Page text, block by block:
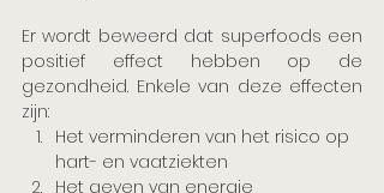
Er wordt beweerd dat superfoods een
positief effect hebben op de
gezondheid. Enkele van deze effecten
zijn:
Het verminderen van het risico op
hart- en vaatziekten
Het geven van energie